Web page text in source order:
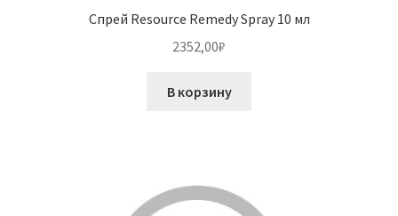
Спрей Resource Remedy Spray 10 мл
2352,00₽
В корзину